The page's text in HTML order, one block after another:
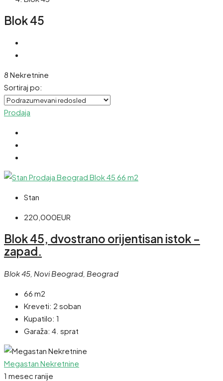
Blok 45
8 Nekretnine
Sortiraj po:
Prodaja
Stan
220,000EUR
Blok 45, dvostrano orijentisan istok –
zapad.
Blok 45, Novi Beograd, Beograd
66 m2
Kreveti: 2 soban
Kupatilo: 1
Garaža: 4. sprat
Megastan Nekretnine
1 mesec ranije